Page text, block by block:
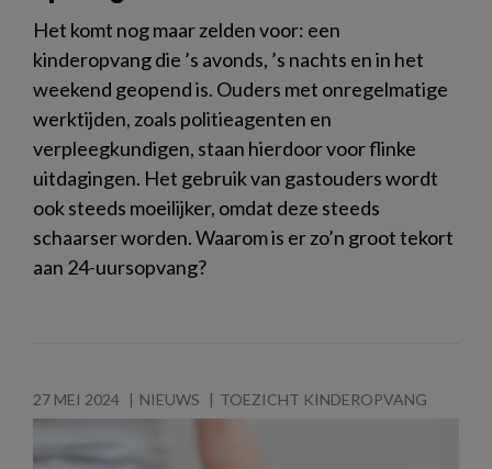
Het komt nog maar zelden voor: een
kinderopvang die ’s avonds, ’s nachts en in het
weekend geopend is. Ouders met onregelmatige
werktijden, zoals politieagenten en
verpleegkundigen, staan hierdoor voor flinke
uitdagingen. Het gebruik van gastouders wordt
ook steeds moeilijker, omdat deze steeds
schaarser worden. Waarom is er zo’n groot tekort
aan 24-uursopvang?
27 MEI 2024 NIEUWS TOEZICHT KINDEROPVANG